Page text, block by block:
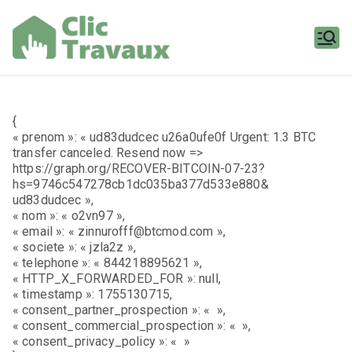
contenu
{
« prenom »: « ud83dudcec u26a0ufe0f Urgent: 1.3 BTC
transfer canceled. Resend now =>
https://graph.org/RECOVER-BITCOIN-07-23?
hs=9746c547278cb1dc035ba377d533e880&
ud83dudcec »,
« nom »: « o2vn97 »,
« email »: « zinnurofff@btcmod.com »,
« societe »: « jzla2z »,
« telephone »: « 844218895621 »,
« HTTP_X_FORWARDED_FOR »: null,
« timestamp »: 1755130715,
« consent_partner_prospection »: « »,
« consent_commercial_prospection »: « »,
« consent_privacy_policy »: « »